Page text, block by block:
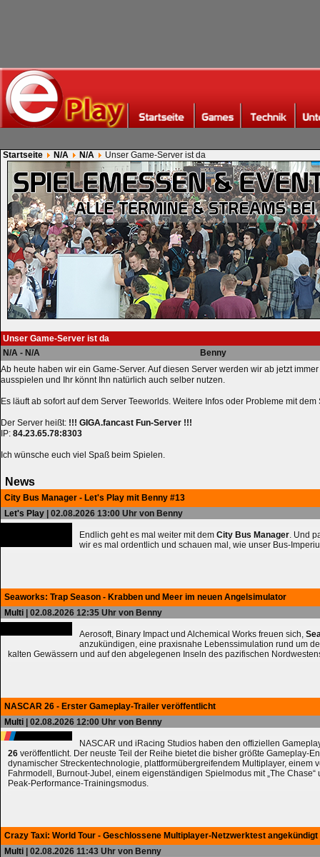
Startseite N/A N/A Unser Game-Server ist da
Unser Game-Server ist da
N/A - N/A
Benny
Ab heute haben wir ein Game-Server. Auf diesen Server werden wir ab jetzt
ausspielen und Ihr könnt Ihn natürlich auch selber nutzen.
Es läuft ab sofort auf dem Server Teeworlds. Weitere Infos oder Probleme mit
Der Server heißt: !!! GIGA.fancast Fun-Server !!!
IP: 84.23.65.78:8303
Ich wünsche euch viel Spaß beim Spielen.
News
City Bus Manager - Let's Play mit Benny #13
Let's Play | 02.08.2026 13:00 Uhr von Benny
Endlich geht es mal weiter mit dem City Bus Manager. Und
wir es mal ordentlich und schauen mal, wie unser Bus-
Seaworks: Trap Season - Krabben und Meer im neuen Angelsimulator
Multi | 02.08.2026 12:35 Uhr von Benny
Aerosoft, Binary Impact und Alchemical Works freuen sich,
anzukündigen, eine praxisnahe Lebenssimulation rund um
kalten Gewässern und auf den abgelegenen Inseln des pazifischen
NASCAR 26 - Erster Gameplay-Trailer veröffentlicht
Multi | 02.08.2026 12:00 Uhr von Benny
NASCAR und iRacing Studios haben den offiziellen
26 veröffentlicht. Der neuste Teil der Reihe bietet die bisher größte Gameplay-
dynamischer Streckentechnologie, plattformübergreifendem Multiplayer, einem
Fahrmodell, Burnout-Jubel, einem eigenständigen Spielmodus mit „The
Peak-Performance-Trainingsmodus.
Crazy Taxi: World Tour - Geschlossene Multiplayer-Netzwerktest angekündigt
Multi | 02.08.2026 11:43 Uhr von Benny